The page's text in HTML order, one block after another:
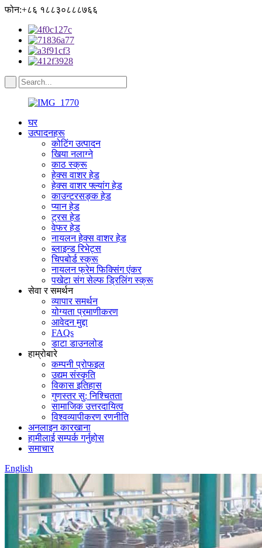
फोन:+८६ १८८३०८८८७६६
घर
उत्पादनहरू
कोटिंग उत्पादन
खिया नलाग्ने
काठ स्क्रू
हेक्स वाशर हेड
हेक्स वाशर फ्ल्यांग हेड
काउन्टरसङ्क हेड
प्यान हेड
ट्रस हेड
वेफर हेड
नायलन हेक्स वाशर हेड
ब्लाइन्ड रिभेट्स
चिपबोर्ड स्क्रू
नायलन फ्रेम फिक्सिंग एंकर
पखेटा संग सेल्फ ड्रिलिंग स्क्रू
सेवा र समर्थन
व्यापार समर्थन
योग्यता प्रमाणीकरण
आवेदन मुद्दा
FAQs
डाटा डाउनलोड
हाम्रोबारे
कम्पनी प्रोफइल
उद्यम संस्कृति
विकास इतिहास
गुणस्तर सु: निश्चितता
सामाजिक उत्तरदायित्व
विश्वव्यापीकरण रणनीति
अनलाइन कारखाना
हामीलाई सम्पर्क गर्नुहोस
समाचार
English